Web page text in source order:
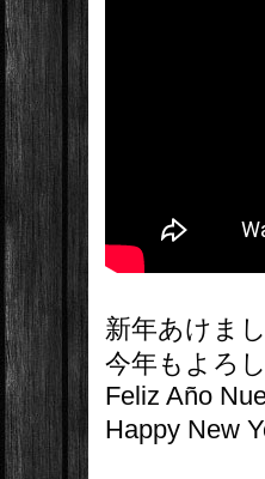
新年あけま
今年もよろ
Feliz Año
Happy New